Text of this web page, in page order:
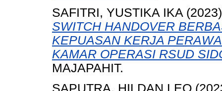
SAFITRI, YUSTIKA IKA
SWITCH HANDOVER
KEPUASAN KERJA
KAMAR OPERASI RSUD
MAJAPAHIT.
SAPUTRA, HILDAN LEO